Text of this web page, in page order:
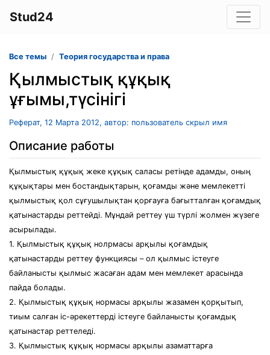
Stud24
Все темы Теория государства и права
Қылмыстық құқық
ұғымы,түсінігі
Реферат, 12 Марта 2012, автор: пользователь скрыл имя
Описание работы
Қылмыстық құқық жеке құқық саласы ретінде адамды, оның
құқықтары мен бостандықтарын, қоғамды және мемлекетті
қылмыстық қол сұғушылықтан қорғауға бағытталған қоғамдық
қатынастарды реттейді. Мұндай реттеу үш түрлі жолмен жүзеге
асырылады.
1. Қылмыстық құқық нолрмасы арқылы қоғамдық
қатынастарды реттеу функциясы – ол қылмыс істеуге
байланысты қылмыс жасаған адам мен мемлекет арасында
пайда болады.
2. Қылмыстық құқық нормасы арқылы жазамен қорқытып,
тиым салған іс-әрекеттерді істеуге байланысты қоғамдық
қатынастар реттеледі.
3. Қылмыстық құқық нормасы арқылы азаматтарға